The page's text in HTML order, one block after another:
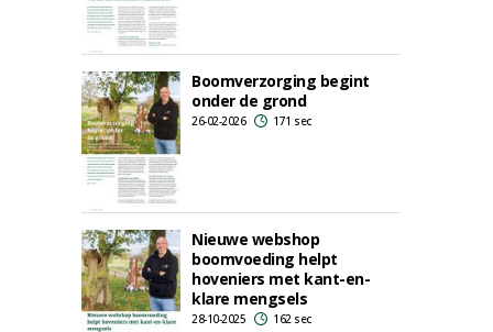
Boomverzorging begint
onder de grond
26-02-2026 171 sec
Nieuwe webshop
boomvoeding helpt
hoveniers met kant-en-
klare mengsels
28-10-2025 162 sec